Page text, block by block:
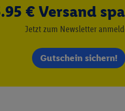
€ Versand
Jetzt zum Newsletter
Gutschein sichern!
Lidl Plus-Konto erstellen bzw. sich
E-Mail-Adresse von uns in
werden, um daraus eine
die sogleich beschriebene Utiq-
und Ihnen personalisierte
Partner auch Ihre in einen Hashwert